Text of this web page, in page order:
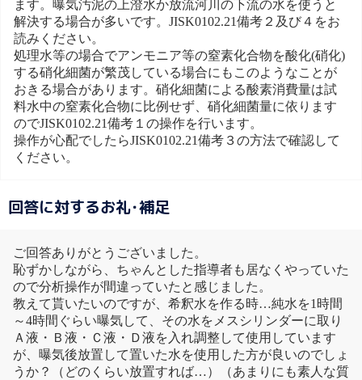
ます。曝気汚泥の上澄水か放流河川の下流の水を使うと
解決する場合が多いです。JISK0102.21備考２及び４をお
読みください。
処理水等の場合でアンモニア等の窒素化合物を酸化(硝化)
する硝化細菌が繁茂している場合にもこのようなことが
おきる場合があります。硝化細菌による酸素消費量は試
料水中の窒素化合物に比例せず、硝化細菌量に依ります
のでJISK0102.21備考１の操作を行います。
操作が心配でしたらJISK0102.21備考３の方法で確認して
ください。
回答に対するお礼･補足
ご回答ありがとうございました。
恥ずかしながら、ちゃんとした指導者も居なくやっていた
ので分析操作が間違っていたと感じました。
教えて貰いたいのですが、希釈水を作る時…純水を1時間
～4時間ぐらい曝気して、その水をメスシリンダーに取り
Ａ液・Ｂ液・Ｃ液・Ｄ液を入れ調整して使用しています
が、曝気後放置して置いた水を使用した方が良いのでしょ
うか？（どのくらい放置すれば…）（あまりにも素人な質